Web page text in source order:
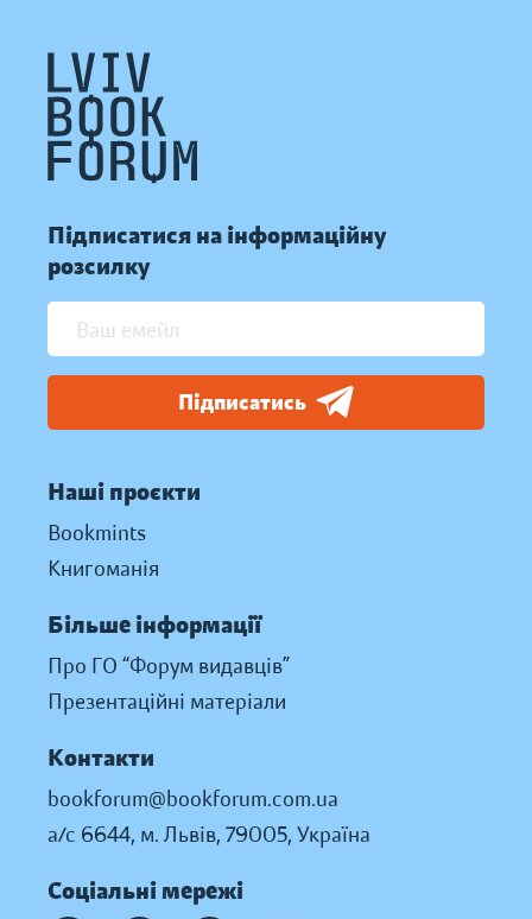
Підписатися на інформаційну
розсилку
Підписатись
Наші проєкти
Bookmints
Книгоманія
Більше інформації
Про ГО “Форум видавців”
Презентаційні матеріали
Контакти
bookforum@bookforum.com.ua
а/с 6644, м. Львів, 79005, Україна
Соціальні мережі